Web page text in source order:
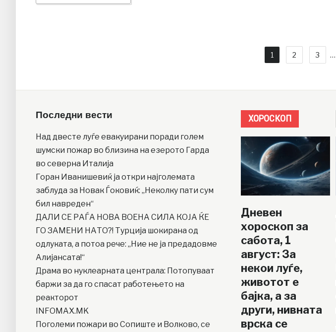
1 2 3 …
Последни вести
Над двесте луѓе евакуирани поради голем
шумски пожар во близина на езерото Гарда
во северна Италија
Горан Иванишевиќ ја откри најголемата
заблуда за Новак Ѓоковиќ: „Неколку пати сум
бил навреден“
ДАЛИ СЕ РАЃА НОВА ВОЕНА СИЛА КОЈА ЌЕ
ГО ЗАМЕНИ НАТО?! Турција шокирана од
одлуката, а потоа рече: „Ние не ја предадовме
Алијансата!“
Драма во нуклеарната централа: Потопуваат
баржи за да го спасат работењето на
реакторот
INFOMAX.MK
Поголеми пожари во Сопиште и Волково, се
ХОРОСКОП
Дневен
хороскоп за
сабота, 1
август: За
некои луѓе,
животот е
бајка, а за
други, нивната
врска се